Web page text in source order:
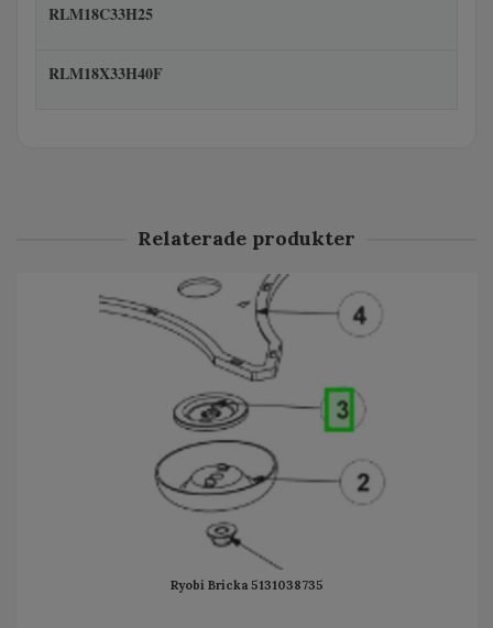
RLM18C33H25
RLM18X33H40F
Relaterade produkter
Ryobi Bricka 5131038735